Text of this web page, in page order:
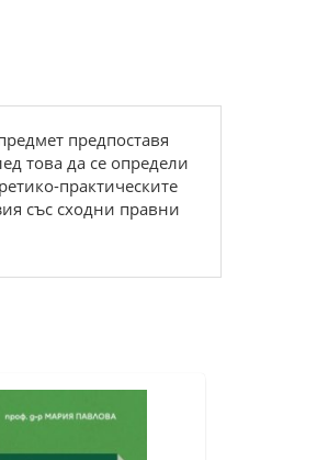
предпоставя
това да се определи
практическите
със сходни правни